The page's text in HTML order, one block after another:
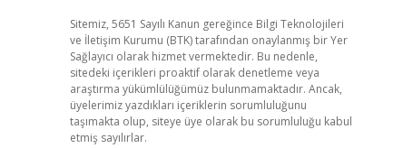
Sitemiz, 5651 Sayılı Kanun gereğince Bilgi Teknolojileri
ve İletişim Kurumu (BTK) tarafından onaylanmış bir Yer
Sağlayıcı olarak hizmet vermektedir. Bu nedenle,
sitedeki içerikleri proaktif olarak denetleme veya
araştırma yükümlülüğümüz bulunmamaktadır. Ancak,
üyelerimiz yazdıkları içeriklerin sorumluluğunu
taşımakta olup, siteye üye olarak bu sorumluluğu kabul
etmiş sayılırlar.